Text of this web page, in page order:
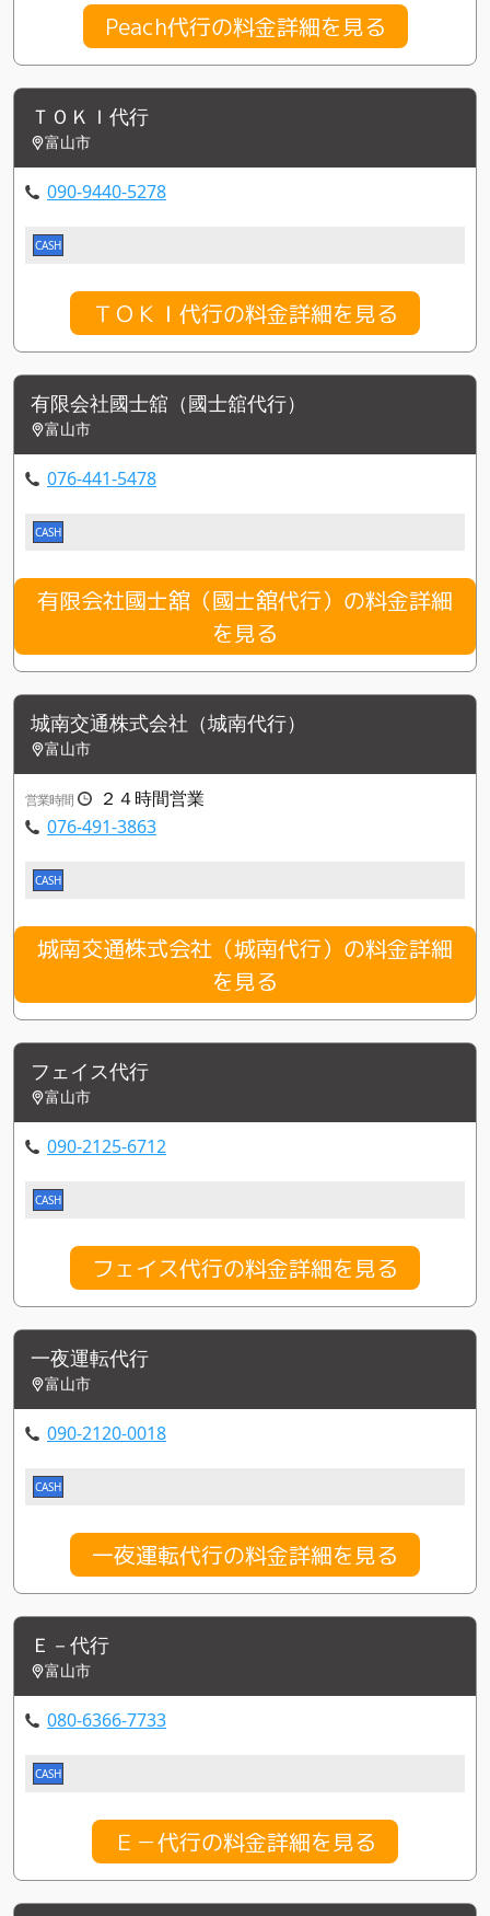
Peach代行の料金詳細を見る
ＴＯＫＩ代行
富山市
090-9440-5278
CASH
ＴＯＫＩ代行の料金詳細を見る
有限会社國士舘（國士舘代行）
富山市
076-441-5478
CASH
有限会社國士舘（國士舘代行）の料金詳細
を見る
城南交通株式会社（城南代行）
富山市
営業時間
２４時間営業
076-491-3863
CASH
城南交通株式会社（城南代行）の料金詳細
を見る
フェイス代行
富山市
090-2125-6712
CASH
フェイス代行の料金詳細を見る
一夜運転代行
富山市
090-2120-0018
CASH
一夜運転代行の料金詳細を見る
Ｅ－代行
富山市
080-6366-7733
CASH
Ｅ－代行の料金詳細を見る